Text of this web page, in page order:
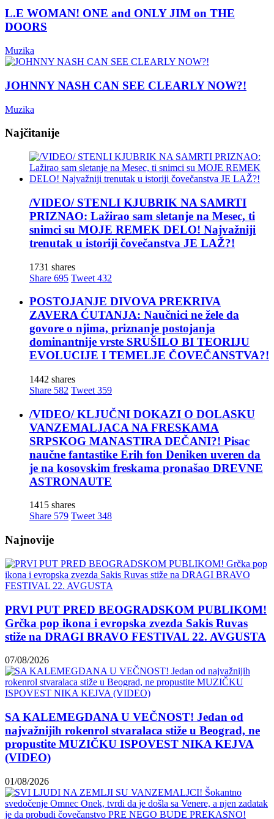
L.E WOMAN! ONE and ONLY JIM on THE
DOORS
Muzika
JOHNNY NASH CAN SEE CLEARLY NOW?!
Muzika
Najčitanije
/VIDEO/ STENLI KJUBRIK NA SAMRTI
PRIZNAO: Lažirao sam sletanje na Mesec, ti
snimci su MOJE REMEK DELO! Najvažniji
trenutak u istoriji čovečanstva JE LAŽ?!
1731 shares
Share 695 Tweet 432
POSTOJANJE DIVOVA PREKRIVA
ZAVERA ĆUTANJA: Naučnici ne žele da
govore o njima, priznanje postojanja
dominantnije vrste SRUŠILO BI TEORIJU
EVOLUCIJE I TEMELJE ČOVEČANSTVA?!
1442 shares
Share 582 Tweet 359
/VIDEO/ KLJUČNI DOKAZI O DOLASKU
VANZEMALJACA NA FRESKAMA
SRPSKOG MANASTIRA DEČANI?! Pisac
naučne fantastike Erih fon Deniken uveren da
je na kosovskim freskama pronašao DREVNE
ASTRONAUTE
1415 shares
Share 579 Tweet 348
Najnovije
PRVI PUT PRED BEOGRADSKOM PUBLIKOM!
Grčka pop ikona i evropska zvezda Sakis Ruvas
stiže na DRAGI BRAVO FESTIVAL 22. AVGUSTA
07/08/2026
SA KALEMEGDANA U VEČNOST! Jedan od
najvažnijih rokenrol stvaralaca stiže u Beograd, ne
propustite MUZIČKU ISPOVEST NIKA KEJVA
(VIDEO)
01/08/2026